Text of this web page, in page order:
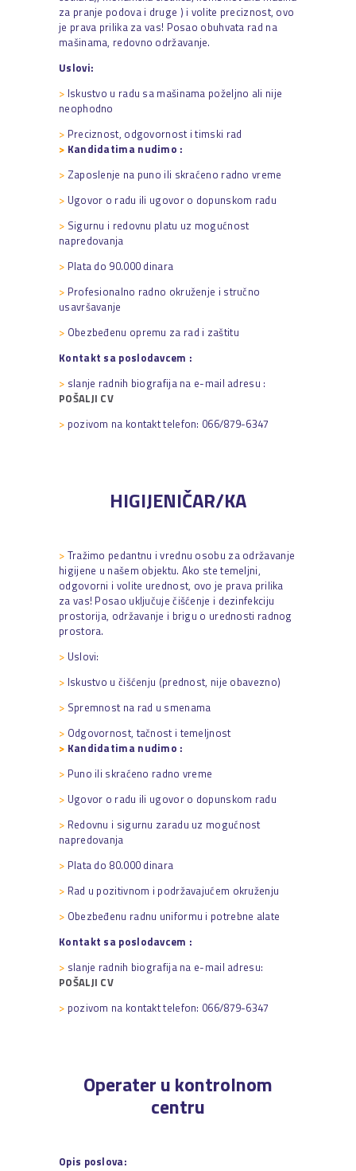
za pranje podova i druge ) i volite preciznost, ovo
je prava prilika za vas! Posao obuhvata rad na
mašinama, redovno održavanje.
Uslovi:
> Iskustvo u radu sa mašinama poželjno ali nije
neophodno
> Preciznost, odgovornost i timski rad
> Kandidatima nudimo :
> Zaposlenje na puno ili skraćeno radno vreme
> Ugovor o radu ili ugovor o dopunskom radu
> Sigurnu i redovnu platu uz mogućnost
napredovanja
> Plata do 90.000 dinara
> Profesionalno radno okruženje i stručno
usavršavanje
> Obezbeđenu opremu za rad i zaštitu
Kontakt sa poslodavcem :
> slanje radnih biografija na e-mail adresu :
POŠALJI CV
> pozivom na kontakt telefon: 066/879-6347
HIGIJENIČAR/KA
> Tražimo pedantnu i vrednu osobu za održavanje
higijene u našem objektu. Ako ste temeljni,
odgovorni i volite urednost, ovo je prava prilika
za vas! Posao uključuje čišćenje i dezinfekciju
prostorija, održavanje i brigu o urednosti radnog
prostora.
> Uslovi:
> Iskustvo u čišćenju (prednost, nije obavezno)
> Spremnost na rad u smenama
> Odgovornost, tačnost i temeljnost
> Kandidatima nudimo :
> Puno ili skraćeno radno vreme
> Ugovor o radu ili ugovor o dopunskom radu
> Redovnu i sigurnu zaradu uz mogućnost
napredovanja
> Plata do 80.000 dinara
> Rad u pozitivnom i podržavajućem okruženju
> Obezbeđenu radnu uniformu i potrebne alate
Kontakt sa poslodavcem :
> slanje radnih biografija na e-mail adresu:
POŠALJI CV
> pozivom na kontakt telefon: 066/879-6347
Operater u kontrolnom
centru
Opis poslova: